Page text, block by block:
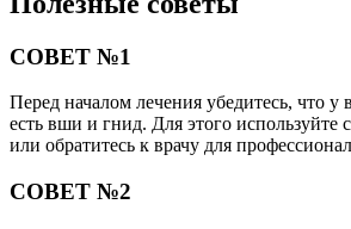
СОВЕТ №1
Перед началом лечения убедитесь, что у
есть вши и гнид. Для этого используйте
или обратитесь к врачу для
СОВЕТ №2